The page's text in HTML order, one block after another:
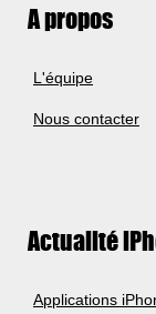
A propos
L'équipe
Nous contacter
Actualité
Applications